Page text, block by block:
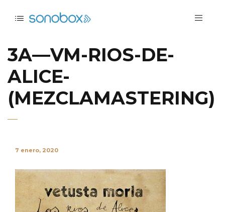
3A—VM-RIOS-DE-
ALICE-
(MEZCLAMASTERING)
7 enero, 2020